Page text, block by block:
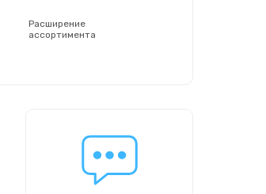
Расширение
ассортимента